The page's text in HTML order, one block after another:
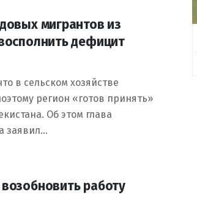
мигрантов из
дефицит
в сельском хозяйстве
регион «готов принять»
Об этом глава
заявил…
работу